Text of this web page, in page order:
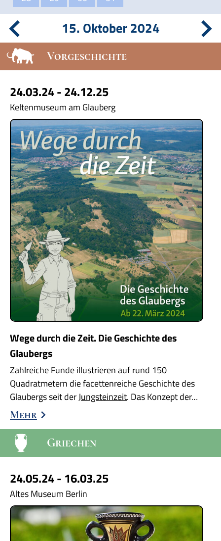
15. Oktober 2024
Vorgeschichte
24.03.24 - 24.12.25
Keltenmuseum am Glauberg
Wege durch die Zeit. Die Geschichte des
Glaubergs
Zahlreiche Funde illustrieren auf rund 150
Quadratmetern die facettenreiche Geschichte des
Glaubergs seit derJungsteinzeit. Das Konzept der…
Mehr
Griechen
24.05.24 - 16.03.25
Altes Museum Berlin